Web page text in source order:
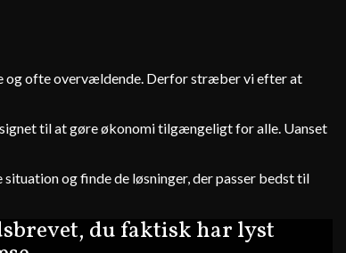
du faktisk har lyst
og ofte overvældende. Derfor stræber vi efter at
til at gøre økonomi tilgængeligt for alle. Uanset
og finde de løsninger, der passer bedst til